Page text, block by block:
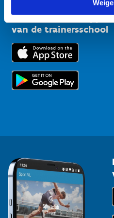
Bedrijven
Trainers en begeleiders
Topsporters
Kennisplatform
Downloads
Voor de pers
Download onze app
van de trainersschool